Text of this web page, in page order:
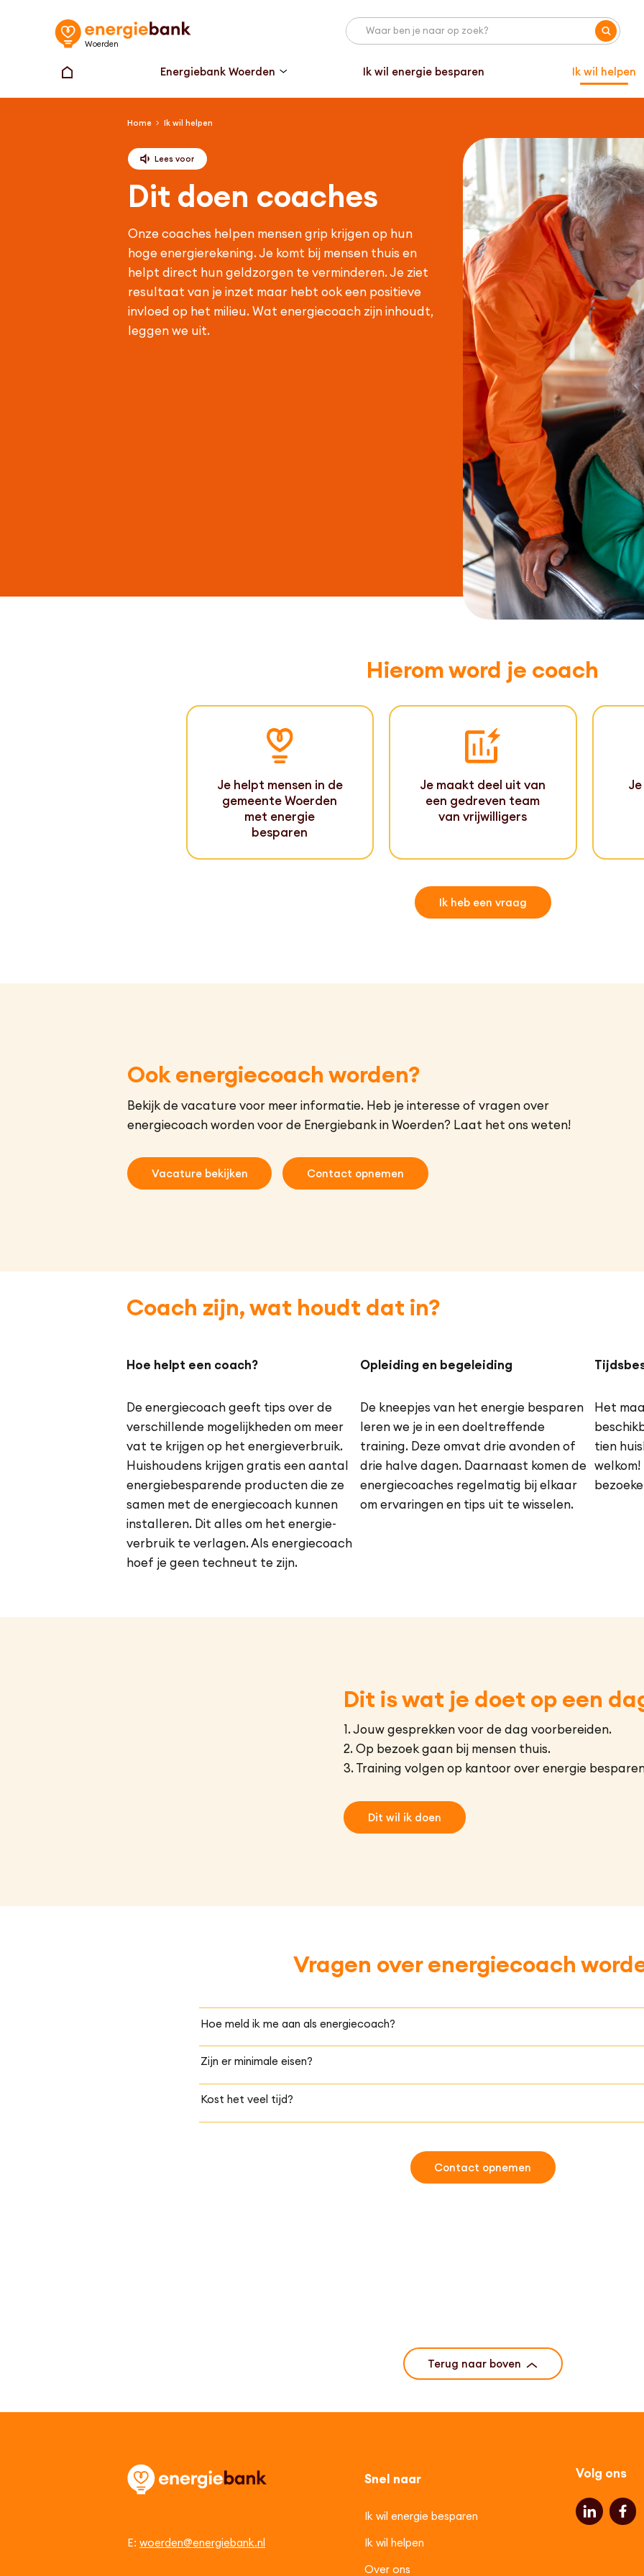
Woerden
Energiebank Woerden Ik wil energie besparen Ik wil helpen
Home Ik wil helpen
Lees voor
Dit doen coaches
Onze coaches helpen mensen grip krijgen op hun
hoge energierekening. Je komt bij mensen thuis en
helpt direct hun geldzorgen te verminderen. Je ziet
resultaat van je inzet maar hebt ook een positieve
invloed op het milieu. Wat energiecoach zijn inhoudt,
leggen we uit.
Hierom word je coach
Je helpt mensen in de
gemeente Woerden
met energie
besparen
Je maakt deel uit van
een gedreven team
van vrijwilligers
Ik heb een vraag
Ook energiecoach worden?
Bekijk de vacature voor meer informatie. Heb je interesse of vragen over
energiecoach worden voor de Energiebank in Woerden? Laat het ons weten!
Vacature bekijken Contact opnemen
Coach zijn, wat houdt dat in?
Hoe helpt een coach?
De energiecoach geeft tips over de
verschillende mogelijkheden om meer
vat te krijgen op het energie­verbruik.
Huishoudens krijgen gratis een aantal
energie­besparende producten die ze
samen met de energiecoach kunnen
installeren. Dit alles om het energie­
verbruik te verlagen. Als energiecoach
hoef je geen techneut te zijn.
Opleiding en begeleiding
De kneepjes van het energie besparen
leren we je in een doeltreffende
training. Deze omvat drie avonden of
drie halve dagen. Daarnaast komen de
energie­coaches regelmatig bij elkaar
om ervaringen en tips uit te wisselen.
Het
tien
Dit is wat je doet op een
1. Jouw gesprekken voor de dag voorbereiden.
2. Op bezoek gaan bij mensen thuis.
3. Training volgen op kantoor over energie
Dit wil ik doen
Vragen over energiecoach
Hoe meld ik me aan als energiecoach?
Zijn er minimale eisen?
Kost het veel tijd?
Contact opnemen
Terug naar boven
E: woerden@energiebank.nl
Snel naar
Ik wil energie besparen
Ik wil helpen
Over ons
Volg ons